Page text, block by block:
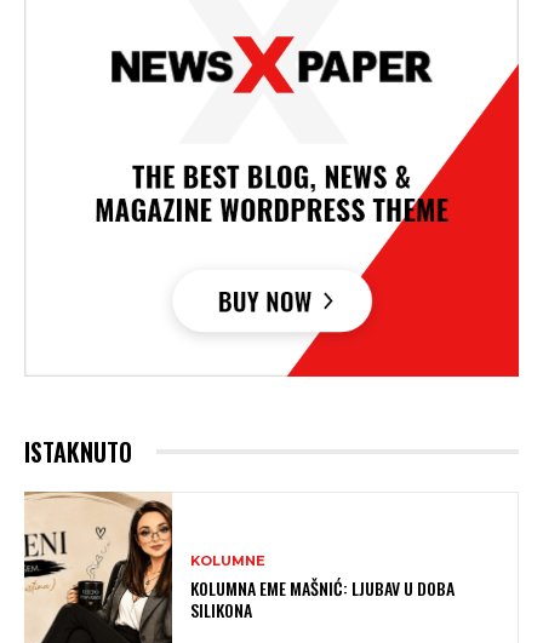
ISTAKNUTO
KOLUMNE
KOLUMNA EME MAŠNIĆ: LJUBAV U DOBA
SILIKONA